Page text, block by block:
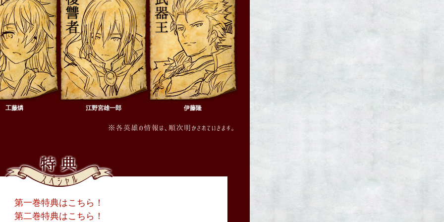
工藤燐 江野宮雄一郎 伊藤隆
第一巻特典はこちら！
第二巻特典はこちら！